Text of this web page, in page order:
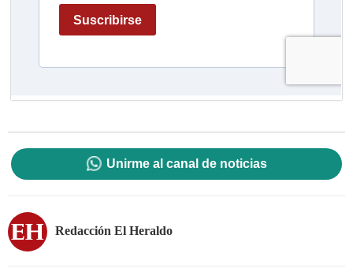
Unirme al canal de noticias
Redacción El Heraldo